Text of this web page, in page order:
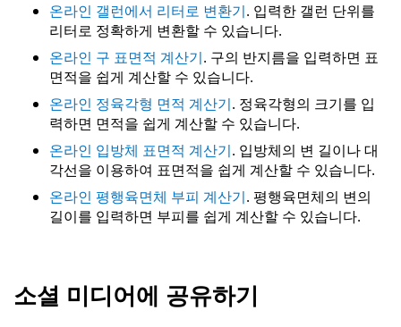
온라인 갤런에서 리터로 변환기. 입력한 갤런 단위를
리터로 정확하게 변환할 수 있습니다.
온라인 구 표면적 계산기. 구의 반지름을 입력하면 표
면적을 쉽게 계산할 수 있습니다.
온라인 정육각형 면적 계산기. 정육각형의 크기를 입
력하면 면적을 쉽게 계산할 수 있습니다.
온라인 입방체 표면적 계산기. 입방체의 변 길이나 대
각선을 이용하여 표면적을 쉽게 계산할 수 있습니다.
온라인 평행육면체 부피 계산기. 평행육면체의 변의
길이를 입력하면 부피를 쉽게 계산할 수 있습니다.
소셜 미디어에 공유하기